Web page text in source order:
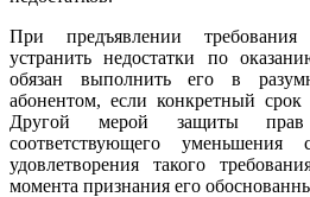
При предъявлении требования
устранить недостатки по
обязан выполнить его в
абонентом, если конкретный
Другой мерой защиты прав
соответствующего
удовлетворения такого
момента признания его